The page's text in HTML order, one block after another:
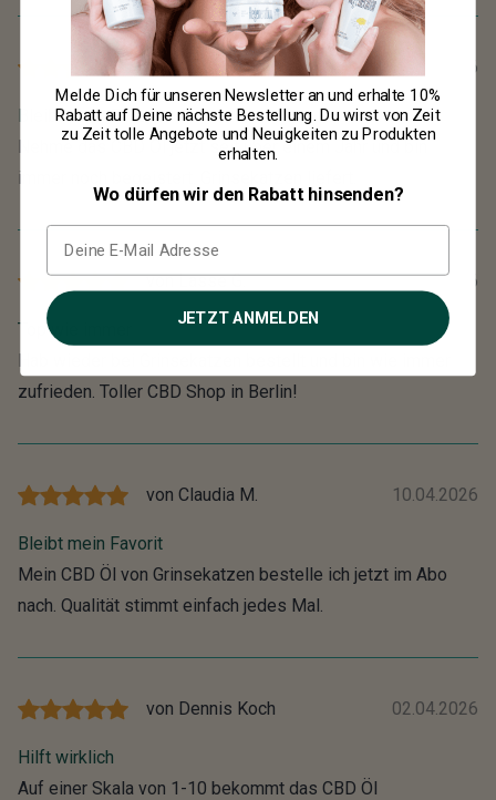
vonAnton Santos 31.05.2026
Bleibt mein Favorit
Nehme das CBD Öl jetzt seit über einem Jahr und bin
immer noch begeistert. Grinsekatzen liefert.
vonLasse G. 17.04.2026
Top wie immer
Hab wieder bei Grinsekatzen bestellt und bin wie immer
zufrieden. Toller CBD Shop in Berlin!
von Claudia M. 10.04.2026
Bleibt mein Favorit
Mein CBD Öl von Grinsekatzen bestelle ich jetzt im Abo
nach. Qualität stimmt einfach jedes Mal.
von Dennis Koch 02.04.2026
Hilft wirklich
Auf einer Skala von 1-10 bekommt das CBD Öl
Melde Dich für unseren Newsletter an und erhalte 10%
Rabattauf Deine nächste Bestellung. Du wirst von Zeit
zu Zeit tolle Angebote und Neuigkeiten zu Produkten
erhalten.
Wo dürfen wir den Rabatt hinsenden?
JETZT ANMELDEN